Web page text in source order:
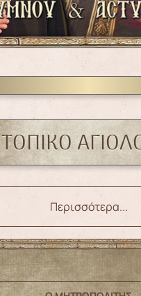
ΤΟΠΙΚΌ
Περισσότερα...